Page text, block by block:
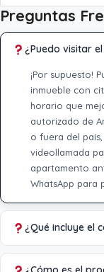
Preguntas
¿Puedo visitar
¡Por supuesto!
inmueble con
horario que
autorizado de
o fuera del
videollamada
apartamento
WhatsApp para
¿Qué incluye el